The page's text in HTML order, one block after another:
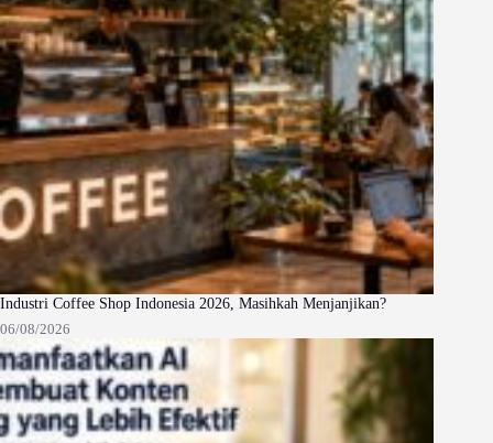
Industri Coffee Shop Indonesia 2026, Masihkah Menjanjikan?
06/08/2026